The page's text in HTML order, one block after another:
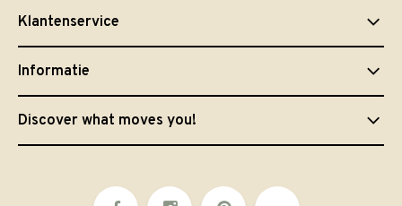
Klantenservice
Informatie
Discover what moves you!